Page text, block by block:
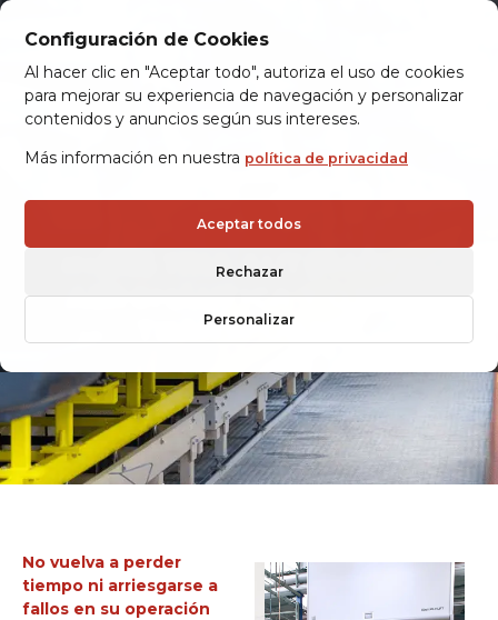
Configuración de Cookies
Al hacer clic en "Aceptar todo", autoriza el uso de cookies
para mejorar su experiencia de navegación y personalizar
contenidos y anuncios según sus intereses.
Más información en nuestra política de privacidad
Aceptar todos
Rechazar
Personalizar
INDUSTRIA AUTOMÓVIL,
AERONÁUTICA Y OTROS
TRANSPORTES
No vuelva a perder
tiempo ni arriesgarse a
fallos en su operación